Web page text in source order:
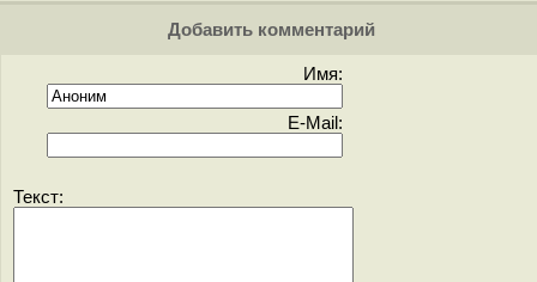
Добавить комментарий
Имя:
E-Mail:
Текст: